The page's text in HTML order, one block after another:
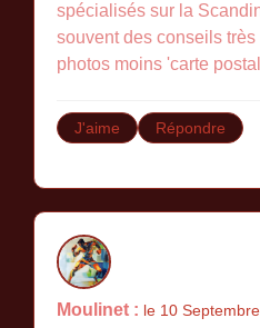
spécialisés sur la
souvent des conseils
photos moins 'carte
J'aime Répondre
Moulinet : le 10